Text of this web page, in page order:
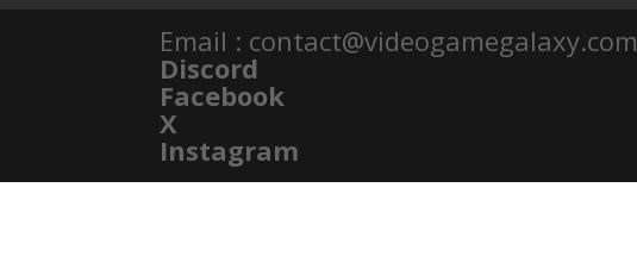
Email : contact@videogamegalaxy.com
Discord
Facebook
X
Instagram